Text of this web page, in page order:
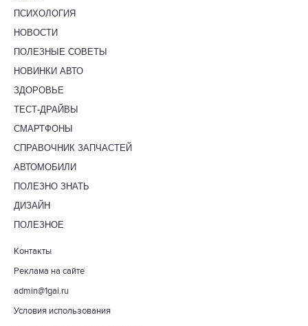
ПСИХОЛОГИЯ
НОВОСТИ
ПОЛЕЗНЫЕ СОВЕТЫ
НОВИНКИ АВТО
ЗДОРОВЬЕ
ТЕСТ-ДРАЙВЫ
СМАРТФОНЫ
СПРАВОЧНИК ЗАПЧАСТЕЙ
АВТОМОБИЛИ
ПОЛЕЗНО ЗНАТЬ
ДИЗАЙН
ПОЛЕЗНОЕ
Контакты
Реклама на сайте
admin@1gai.ru
Условия использования